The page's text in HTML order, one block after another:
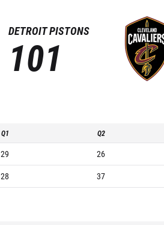
DETROIT PISTONS
101
Q1 Q2
29 26
28 37